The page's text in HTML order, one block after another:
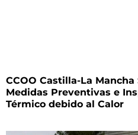
CCOO Castilla-La
Medidas Preventivas e
Térmico debido al Calor